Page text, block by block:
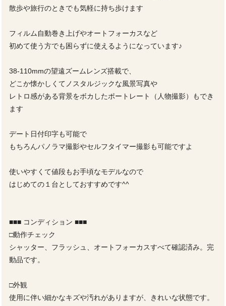
散歩や旅行のときでも気軽に持ち歩けます
フィルム自動巻き上げやオートフォーカスなど
初めて使う方でも困らずに使えるようになっています♪
38-110mmの望遠ズームレンズ搭載で、
どこか懐かしくてノスタルジックな風景写真や
レトロ感がある背景をボカしたポートレート（人物撮影）もでき
ます
デート日付印字も可能で
もちろんパノラマ撮影やセルフタイマー撮影も可能ですよ
使いやすくて値段もお手頃なモデルなので
はじめての１台としておすすめです^^
■■■ コンディション ■■■
□動作チェック
シャッター、フラッシュ、オートフォーカスすべて確認済み。完
動品です。
□外観
使用に伴い細かなキズや汚れがありますが、きれいな状態です。